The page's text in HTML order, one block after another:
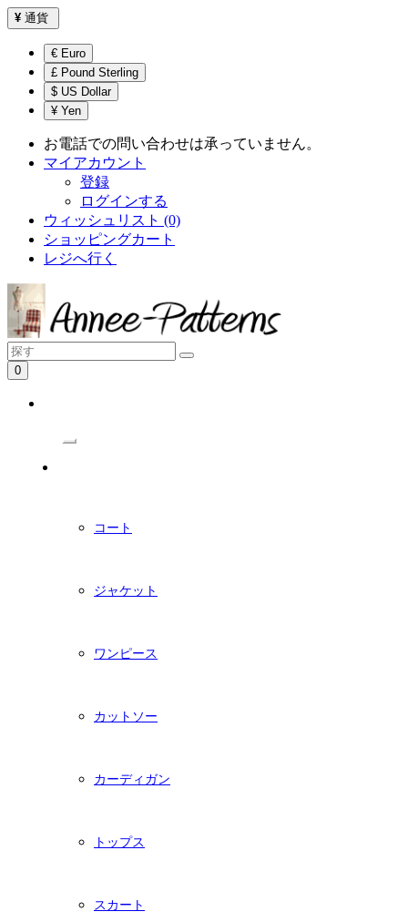
¥ 通貨
€ Euro
£ Pound Sterling
$ US Dollar
¥ Yen
お電話での問い合わせは承っていません。
マイアカウント
登録
ログインする
ウィッシュリスト (0)
ショッピングカート
レジへ行く
0
コート
ジャケット
ワンピース
カットソー
カーディガン
トップス
スカート